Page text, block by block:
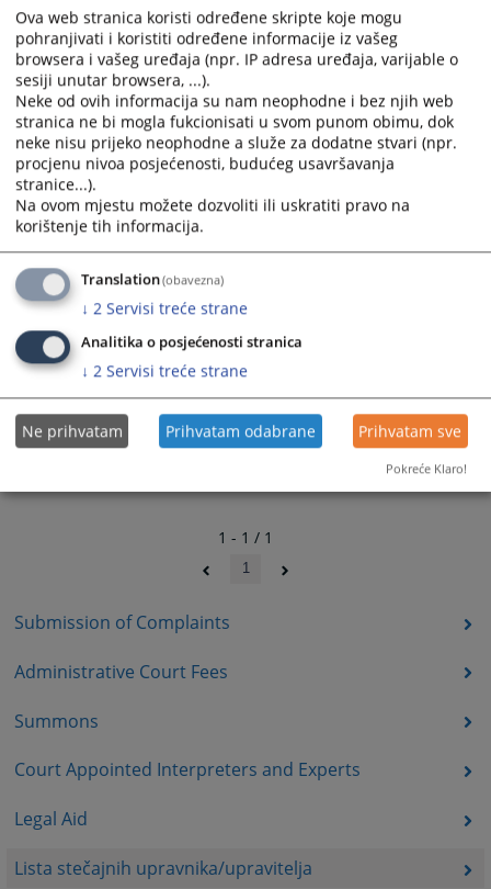
Submission of Complaints
Administrative Court Fees
Summons
Court Appointed Interpreters and Experts
Legal Aid
Lista stečajnih upravnika/upravitelja
date.
Press
the
question
mark
key
to
get
the
keyboard
shortcuts
for
changing
dates.
date.
Press
the
question
mark
key
to
the
for
changing
dates.
1 - 1 / 1
1
Ova web stranica koristi određene skripte koje mogu
pohranjivati i koristiti određene informacije iz vašeg
browsera i vašeg uređaja (npr. IP adresa uređaja, varijable o
sesiji unutar browsera, ...).
Neke od ovih informacija su nam neophodne i bez njih web
stranica ne bi mogla fukcionisati u svom punom obimu, dok
neke nisu prijeko neophodne a služe za dodatne stvari (npr.
procjenu nivoa posjećenosti, budućeg usavršavanja
stranice...).
Na ovom mjestu možete dozvoliti ili uskratiti pravo na
korištenje tih informacija.
Translation(obavezna)
↓ 2 Servisi treće strane
Analitika o posjećenosti stranica
↓ 2 Servisi treće strane
Ne prihvatam Prihvatam odabrane Prihvatam sve
Pokreće Klaro!